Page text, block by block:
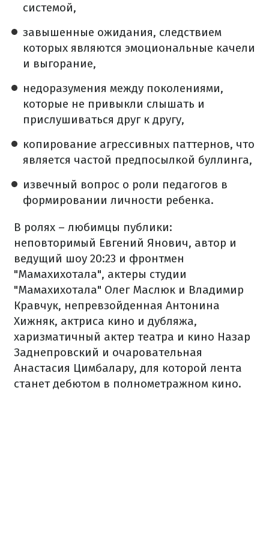
системой,
завышенные ожидания, следствием
которых являются эмоциональные качели
и выгорание,
недоразумения между поколениями,
которые не привыкли слышать и
прислушиваться друг к другу,
копирование агрессивных паттернов, что
является частой предпосылкой буллинга,
извечный вопрос о роли педагогов в
формировании личности ребенка.
В ролях – любимцы публики:
неповторимый Евгений Янович, автор и
ведущий шоу 20:23 и фронтмен
"Мамахихотала", актеры студии
"Мамахихотала" Олег Маслюк и Владимир
Кравчук, непревзойденная Антонина
Хижняк, актриса кино и дубляжа,
харизматичный актер театра и кино Назар
Заднепровский и очаровательная
Анастасия Цимбалару, для которой лента
станет дебютом в полнометражном кино.